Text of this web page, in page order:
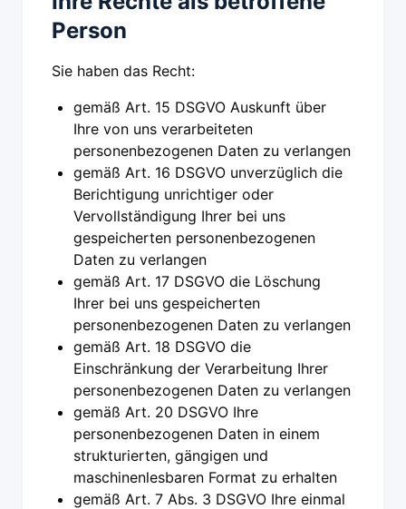
Person
Sie haben das Recht:
gemäß Art. 15 DSGVO Auskunft über
Ihre von uns verarbeiteten
personenbezogenen Daten zu verlangen
gemäß Art. 16 DSGVO unverzüglich die
Berichtigung unrichtiger oder
Vervollständigung Ihrer bei uns
gespeicherten personenbezogenen
Daten zu verlangen
gemäß Art. 17 DSGVO die Löschung
Ihrer bei uns gespeicherten
personenbezogenen Daten zu verlangen
gemäß Art. 18 DSGVO die
Einschränkung der Verarbeitung Ihrer
personenbezogenen Daten zu verlangen
gemäß Art. 20 DSGVO Ihre
personenbezogenen Daten in einem
strukturierten, gängigen und
maschinenlesbaren Format zu erhalten
gemäß Art. 7 Abs. 3 DSGVO Ihre einmal